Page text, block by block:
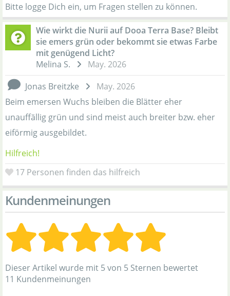
Bitte logge Dich ein, um Fragen stellen zu können.
Wie wirkt die Nurii auf Dooa Terra Base? Bleibt
sie emers grün oder bekommt sie etwas Farbe
mit genügend Licht?
Melina S.
May. 2026
Jonas Breitzke
May. 2026
Beim emersen Wuchs bleiben die Blätter eher
unauffällig grün und sind meist auch breiter bzw. eher
eiförmig ausgebildet.
Hilfreich!
17 Personen finden das hilfreich
Kundenmeinungen
Dieser Artikel wurde mit 5 von 5 Sternen bewertet
11 Kundenmeinungen